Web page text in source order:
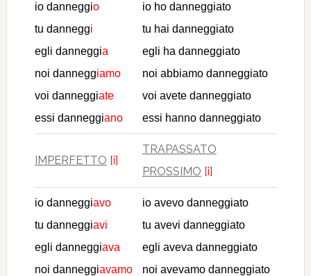
io danneggio
tu danneggi
egli danneggia
noi danneggiamo
voi danneggiate
essi danneggiano
io ho danneggiato
tu hai danneggiato
egli ha danneggiato
noi abbiamo danneggiato
voi avete danneggiato
essi hanno danneggiato
IMPERFETTO [i]
TRAPASSATO
PROSSIMO [i]
io danneggiavo
tu danneggiavi
egli danneggiava
noi danneggiavamo
io avevo danneggiato
tu avevi danneggiato
egli aveva danneggiato
noi avevamo danneggiato